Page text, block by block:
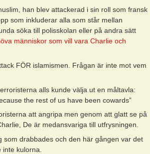
han blev attackerad i sin roll som fransk
som inkluderar alla som står mellan
söka till polisskolan eller på andra sätt
människor som vill vara Charlie och
FÖR islamismen. Frågan är inte mot vem
alls kunde välja ut en måltavla:
the rest of us have been cowards”
att angripa men genom att glatt se på
De är medansvariga till utfrysningen.
drabbades och den här gången var det
kulorna.